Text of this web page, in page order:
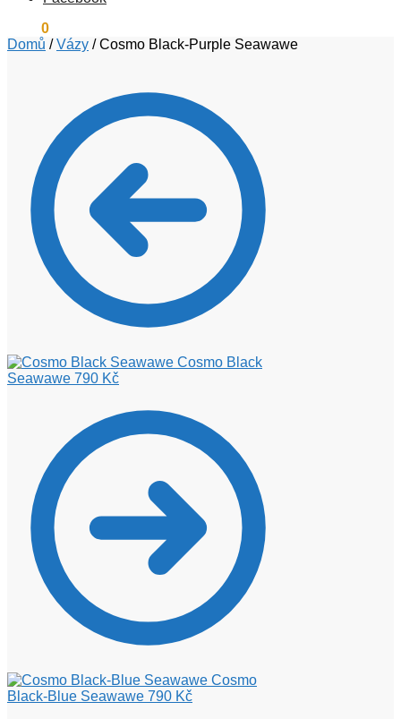
0
Domů /Vázy /Cosmo Black-Purple Seawawe
Cosmo Black
Seawawe 790 Kč
Cosmo
Black-Blue Seawawe 790 Kč